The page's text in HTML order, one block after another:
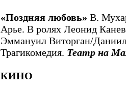
«Поздняя любовь» В.
Арье. В ролях Леонид
Эммануил Виторган/
Трагикомедия. Театр на
КИНО